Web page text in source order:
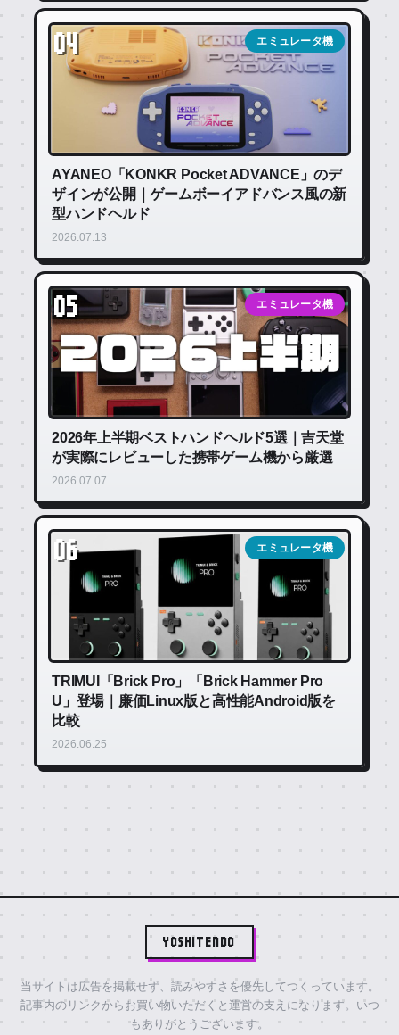
04 エミュレータ機
AYANEO「KONKR Pocket ADVANCE」のデ
ザインが公開｜ゲームボーイアドバンス風の新
型ハンドヘルド
2026.07.13
05 エミュレータ機
2026年上半期ベストハンドヘルド5選｜吉天堂
が実際にレビューした携帯ゲーム機から厳選
2026.07.07
06 エミュレータ機
TRIMUI「Brick Pro」「Brick Hammer Pro
U」登場｜廉価Linux版と高性能Android版を
比較
2026.06.25
YOSHITENDO
当サイトは広告を掲載せず、読みやすさを優先してつくっています。
記事内のリンクからお買い物いただくと運営の支えになります。いつ
もありがとうございます。